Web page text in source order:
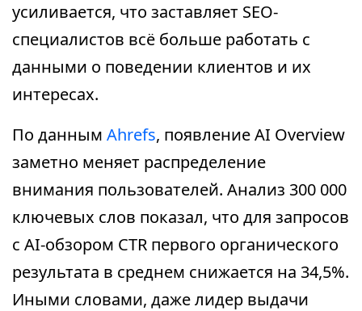
усиливается, что заставляет SEO-
специалистов всё больше работать с
данными о поведении клиентов и их
интересах.
По данным Ahrefs, появление AI Overview
заметно меняет распределение
внимания пользователей. Анализ 300 000
ключевых слов показал, что для запросов
с AI-обзором CTR первого органического
результата в среднем снижается на 34,5%.
Иными словами, даже лидер выдачи